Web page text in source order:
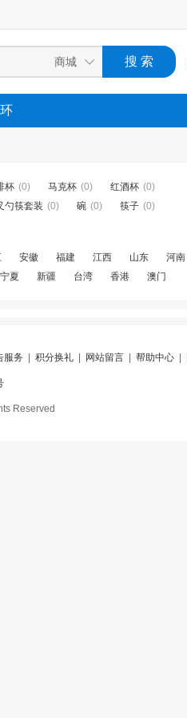
杯 (0) 马克杯 (0) 红酒杯 (0)
勺筷套装 (0) 碗 (0) 筷子 (0)
安徽 福建 江西 山东
河南
宁夏 新疆 台湾 香港 澳门
服务 积分换礼 网站留言 帮助中心
Reserved